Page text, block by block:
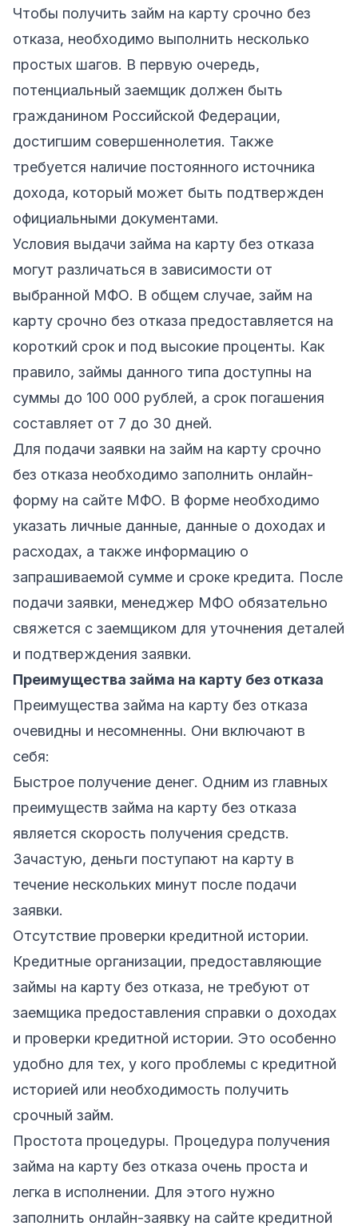
Чтобы получить займ на карту срочно без
отказа, необходимо выполнить несколько
простых шагов. В первую очередь,
потенциальный заемщик должен быть
гражданином Российской Федерации,
достигшим совершеннолетия. Также
требуется наличие постоянного источника
дохода, который может быть подтвержден
официальными документами.
Условия выдачи займа на карту без отказа
могут различаться в зависимости от
выбранной МФО. В общем случае, займ на
карту срочно без отказа предоставляется на
короткий срок и под высокие проценты. Как
правило, займы данного типа доступны на
суммы до 100 000 рублей, а срок погашения
составляет от 7 до 30 дней.
Для подачи заявки на займ на карту срочно
без отказа необходимо заполнить онлайн-
форму на сайте МФО. В форме необходимо
указать личные данные, данные о доходах и
расходах, а также информацию о
запрашиваемой сумме и сроке кредита. После
подачи заявки, менеджер МФО обязательно
свяжется с заемщиком для уточнения деталей
и подтверждения заявки.
Преимущества займа на карту без отказа
Преимущества займа на карту без отказа
очевидны и несомненны. Они включают в
себя:
Быстрое получение денег. Одним из главных
преимуществ займа на карту без отказа
является скорость получения средств.
Зачастую, деньги поступают на карту в
течение нескольких минут после подачи
заявки.
Отсутствие проверки кредитной истории.
Кредитные организации, предоставляющие
займы на карту без отказа, не требуют от
заемщика предоставления справки о доходах
и проверки кредитной истории. Это особенно
удобно для тех, у кого проблемы с кредитной
историей или необходимость получить
срочный займ.
Простота процедуры. Процедура получения
займа на карту без отказа очень проста и
легка в исполнении. Для этого нужно
заполнить онлайн-заявку на сайте кредитной